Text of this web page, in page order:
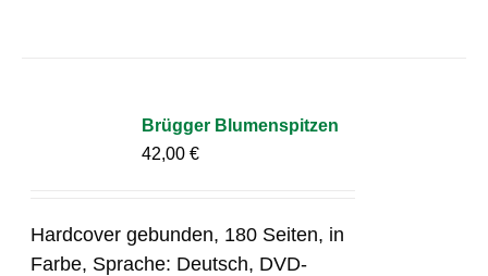
Brügger Blumenspitzen
42,00€
Hardcover gebunden, 180 Seiten, in
Farbe, Sprache: Deutsch, DVD-